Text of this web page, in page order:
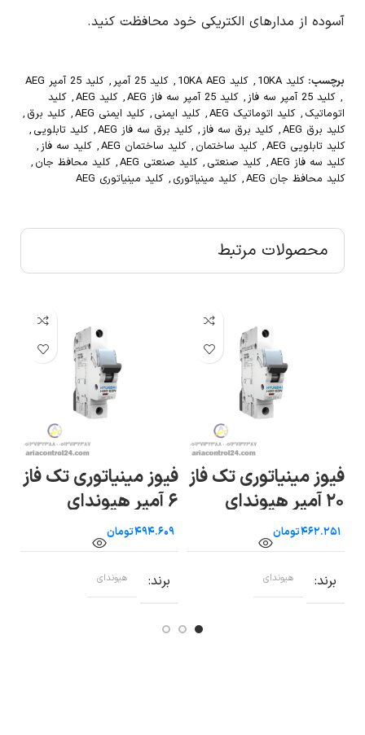
آسوده از مدارهای الکتریکی خود محافظت کنید.
برچسب: کلید 10KA , کلید 10KA AEG , کلید 25 آمپر , کلید 25 آمپر AEG
, کلید 25 آمپر سه فاز , کلید 25 آمپر سه فاز AEG , کلید AEG , کلید
اتوماتیک , کلید اتوماتیک AEG , کلید ایمنی , کلید ایمنی AEG , کلید برق ,
کلید برق AEG
, کلید برق سه فاز, کلید برق سه فاز AEG , کلید تابلویی ,
کلید تابلویی AEG
, کلید ساختمان , کلید ساختمان AEG , کلید سه فاز,
کلید سه فاز AEG
, کلید صنعتی , کلید صنعتی AEG , کلید محافظ جان ,
کلید محافظ جان AEG
, کلید مینیاتوری , کلید مینیاتوری AEG
محصولات مرتبط
فیوز مینیاتوری تک فاز
۲۰ آمپر هیوندای
تومان
برند هیوندای
فیوز مینیاتوری تک فاز
۶ آمپر هیوندای
تومان
برند هیوندای